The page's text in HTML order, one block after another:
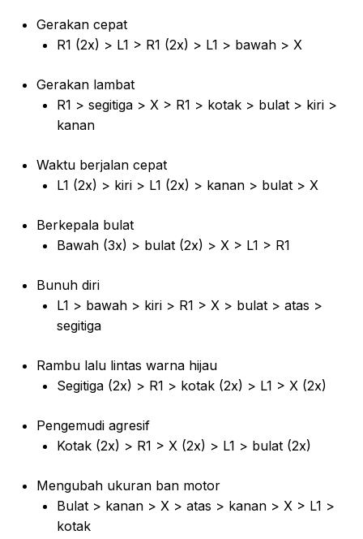
Gerakan cepat
R1 (2x) > L1 > R1 (2x) > L1 > bawah > X
Gerakan lambat
R1 > segitiga > X > R1 > kotak > bulat > kiri >
kanan
Waktu berjalan cepat
L1 (2x) > kiri > L1 (2x) > kanan > bulat > X
Berkepala bulat
Bawah (3x) > bulat (2x) > X > L1 > R1
Bunuh diri
L1 > bawah > kiri > R1 > X > bulat > atas >
segitiga
Rambu lalu lintas warna hijau
Segitiga (2x) > R1 > kotak (2x) > L1 > X (2x)
Pengemudi agresif
Kotak (2x) > R1 > X (2x) > L1 > bulat (2x)
Mengubah ukuran ban motor
Bulat > kanan > X > atas > kanan > X > L1 >
kotak